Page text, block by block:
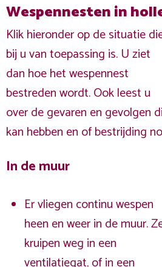
Wespennesten in
Klik hieronder op de situatie
bij u van toepassing is. U ziet
dan hoe het wespennest
bestreden wordt. Ook leest u
over de gevaren en gevolgen
kan hebben en of bestrijding
In de muur
Er vliegen continu wespen
heen en weer in de muur.
kruipen weg in een